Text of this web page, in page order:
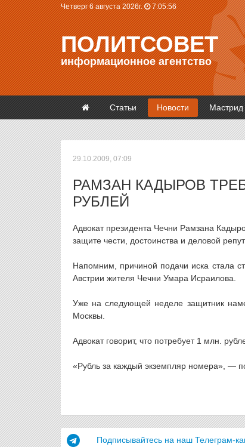
Четверг 6 августа 2026г. 7:05:56
ПОЛИТСОВЕТ
информационное агентство
Статьи Новости Мастрид
29.10.2009, 07:09
РАМЗАН КАДЫРОВ
РУБЛЕЙ
Адвокат президента Чечни Рамзана
защите чести, достоинства и деловой
Напомним, причиной подачи иска стала
Австрии жителя Чечни Умара Исраилова.
Уже на следующей неделе защитник
Москвы.
Адвокат говорит, что потребует 1 млн.
«Рубль за каждый экземпляр номера», —
Подписывайтесь на наш Телеграм-